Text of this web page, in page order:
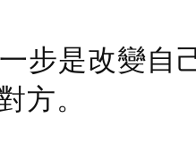
步是改變自
方。